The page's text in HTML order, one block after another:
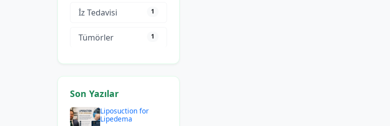
İz Tedavisi 1
Tümörler 1
Son Yazılar
Liposuction for
Lipedema